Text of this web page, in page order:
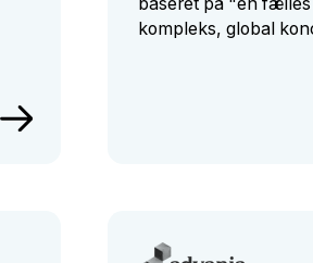
baseret på "én
kompleks, global